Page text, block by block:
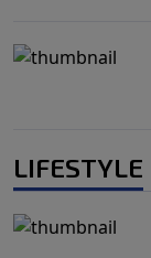
LIFESTYLE